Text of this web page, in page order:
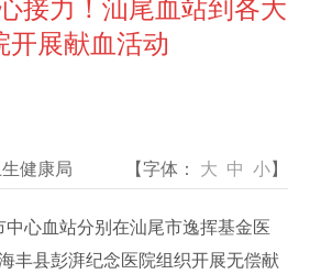
接力！汕尾血站到各大
开展献血活动
健康局 【字体： 大 中 小】
中心血站分别在汕尾市逸挥基金医
丰县彭湃纪念医院组织开展无偿献